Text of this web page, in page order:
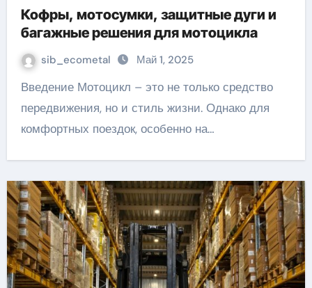
Кофры, мотосумки, защитные дуги и
багажные решения для мотоцикла
sib_ecometal Май 1, 2025
Введение Мотоцикл – это не только средство
передвижения, но и стиль жизни. Однако для
комфортных поездок, особенно на…